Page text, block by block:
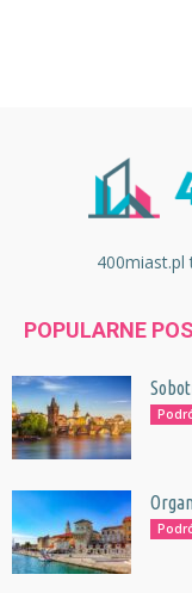
POPULARNE